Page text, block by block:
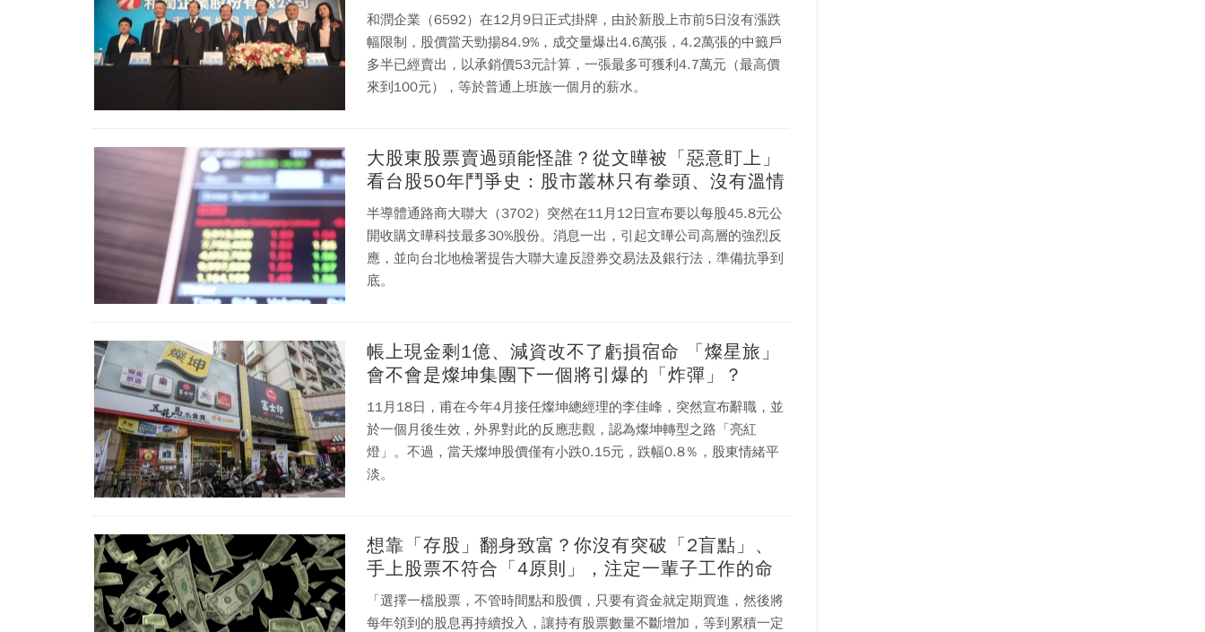
和潤企業（6592）在12月9日正式掛牌，由於新股上市前5日沒有漲跌
幅限制，股價當天勁揚84.9%，成交量爆出4.6萬張，4.2萬張的中籤戶
多半已經賣出，以承銷價53元計算，一張最多可獲利4.7萬元（最高價
來到100元），等於普通上班族一個月的薪水。
大股東股票賣過頭能怪誰？從文曄被「惡意盯上」
看台股50年鬥爭史：股市叢林只有拳頭、沒有溫情
半導體通路商大聯大（3702）突然在11月12日宣布要以每股45.8元公
開收購文曄科技最多30%股份。消息一出，引起文曄公司高層的強烈反
應，並向台北地檢署提告大聯大違反證券交易法及銀行法，準備抗爭到
底。
帳上現金剩1億、減資改不了虧損宿命 「燦星旅」
會不會是燦坤集團下一個將引爆的「炸彈」？
11月18日，甫在今年4月接任燦坤總經理的李佳峰，突然宣布辭職，並
於一個月後生效，外界對此的反應悲觀，認為燦坤轉型之路「亮紅
燈」。不過，當天燦坤股價僅有小跌0.15元，跌幅0.8％，股東情緒平
淡。
想靠「存股」翻身致富？你沒有突破「2盲點」、
手上股票不符合「4原則」，注定一輩子工作的命
「選擇一檔股票，不管時間點和股價，只要有資金就定期買進，然後將
每年領到的股息再持續投入，讓持有股票數量不斷增加，等到累積一定